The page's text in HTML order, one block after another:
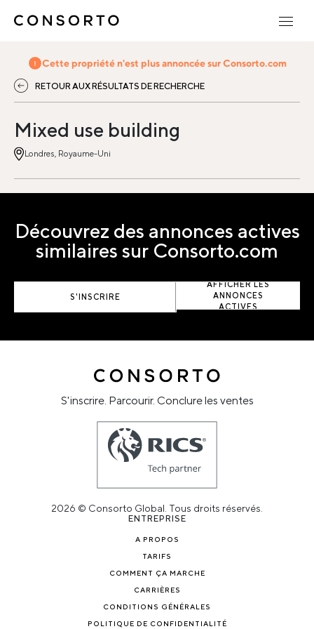
Cette propriété n'est plus annoncée sur Consorto.com
RETOUR AUX RÉSULTATS DE RECHERCHE
Mixed use building
Londres, Royaume-Uni
Découvrez des annonces actives
similaires sur Consorto.com
S'INSCRIRE
AFFICHER LES
ANNONCES
ACTIVES
S'inscrire. Parcourir. Conclure les ventes
2026 © Consorto Global. Tous droits réservés.
ENTREPRISE
A PROPOS
TARIFS
COMMENT ÇA MARCHE
CARRIÈRES
CONDITIONS GÉNÉRALES
POLITIQUE DE CONFIDENTIALITÉ